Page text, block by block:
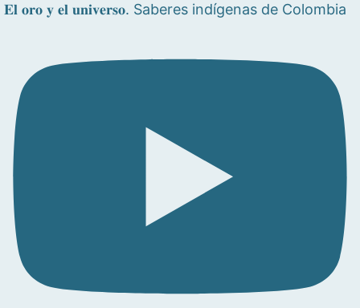
𝐄𝐥 𝐨𝐫𝐨 𝐲 𝐞𝐥 𝐮𝐧𝐢𝐯𝐞𝐫𝐬𝐨. Saberes indígenas de Colombia